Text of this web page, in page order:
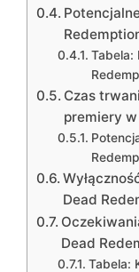
Tabela:
Czas
premiery
Dead
Dead
Tabela: